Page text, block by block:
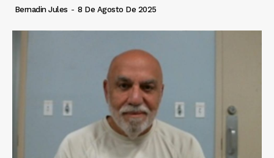
Bernadin Jules - 8 De Agosto De 2025